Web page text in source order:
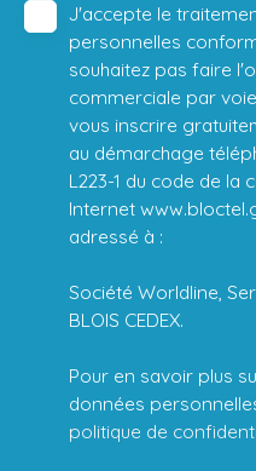
J'accepte le
personnelles
souhaitez pas faire
commerciale par
vous inscrire
au démarchage
L223-1 du code de la
Internet
adressé à :
Société Worldline,
BLOIS CEDEX.
Pour en savoir plus
données
politique de